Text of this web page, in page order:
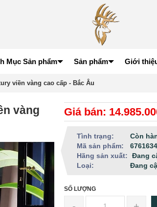
Mục Sản phẩm Sản phẩm Giới
viền vàng cao cấp - Bắc Âu
vàng
Giá bán:
Tình trạng:
Còn
Mã sản phẩm:
Hãng sản xuất:
Đang
Loại:
Đang
SỐ LƯỢNG